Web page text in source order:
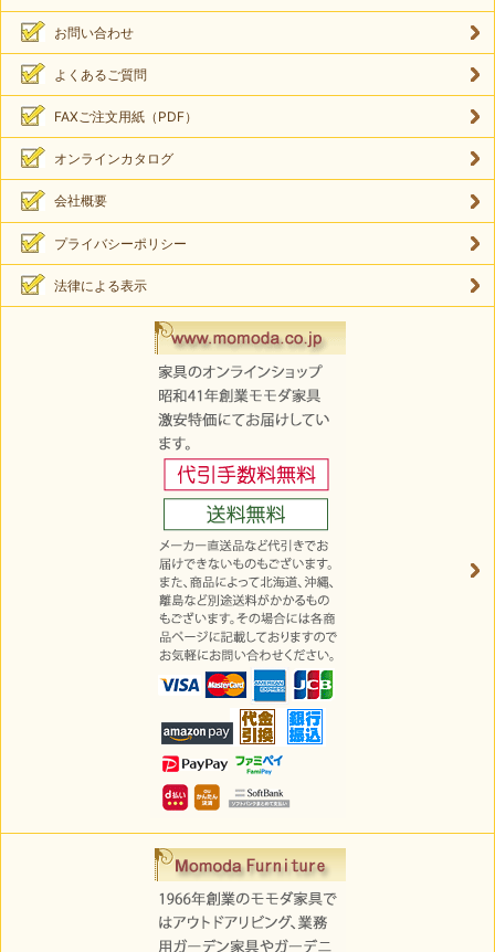
お問い合わせ
よくあるご質問
FAXご注文用紙（PDF）
オンラインカタログ
会社概要
プライバシーポリシー
法律による表示